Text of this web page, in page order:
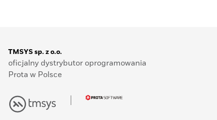
TMSYS sp. z o.o.
oficjalny dystrybutor oprogramowania
Prota w Polsce